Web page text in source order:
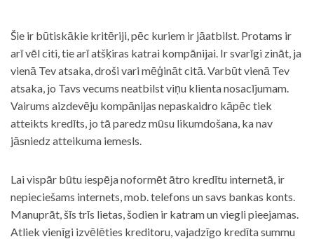
Šie ir būtiskākie kritēriji, pēc kuriem ir jāatbilst. Protams ir
arī vēl citi, tie arī atšķiras katrai kompānijai. Ir svarīgi zināt, ja
vienā Tev atsaka, droši vari mēģināt citā. Varbūt vienā Tev
atsaka, jo Tavs vecums neatbilst viņu klienta nosacījumam.
Vairums aizdevēju kompānijas nepaskaidro kāpēc tiek
atteikts kredīts, jo tā paredz mūsu likumdošana, ka nav
jāsniedz atteikuma iemesls.
Lai vispār būtu iespēja noformēt ātro kredītu internetā, ir
nepieciešams internets, mob. telefons un savs bankas konts.
Manuprāt, šīs trīs lietas, šodien ir katram un viegli pieejamas.
Atliek vienīgi izvēlēties kreditoru, vajadzīgo kredīta summu